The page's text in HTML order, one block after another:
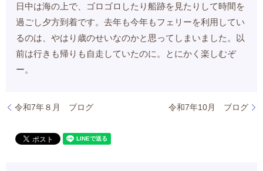
日中は海の上で、ゴロゴロしたり船跡を見たりして時間を
過ごし夕方到着です。去年も今年もフェリーを利用してい
るのは、やはり歳のせいなのかと思ってしまいました。以
前は行きも帰りも自走していたのに。とにかく楽しむぞ
ー。
令和7年８月 ブログ 令和7年10月 ブログ